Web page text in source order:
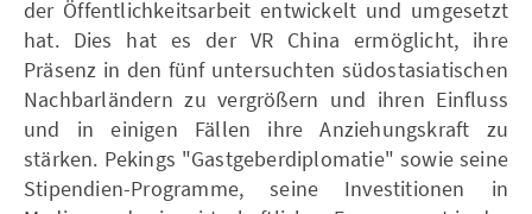
der Öffentlichkeitsarbeit entwickelt und umgesetzt
hat. Dies hat es der VR China ermöglicht, ihre
Präsenz in den fünf untersuchten südostasiatischen
Nachbarländern zu vergrößern und ihren Einfluss
und in einigen Fällen ihre Anziehungskraft zu
stärken. Pekings "Gastgeberdiplomatie" sowie seine
Stipendien-Programme, seine Investitionen in